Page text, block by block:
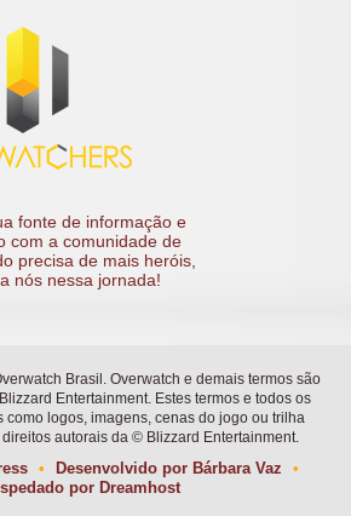
fonte de informação e
com a comunidade de
precisa de mais heróis,
nós nessa jornada!
Brasil. Overwatch e demais termos são
Entertainment. Estes termos e todos os
como logos, imagens, cenas do jogo ou trilha
autorais da © Blizzard Entertainment.
• Desenvolvido por Bárbara Vaz
•
por Dreamhost